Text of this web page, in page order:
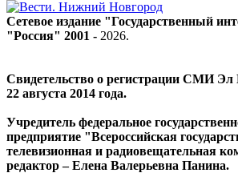
Сетевое издание "Государственный
"Россия" 2001 - 2026.
Свидетельство о регистрации СМИ
22 августа 2014 года.
Учредитель федеральное
предприятие "Всероссийская
телевизионная и радиовещательная
редактор – Елена Валерьевна Панина.